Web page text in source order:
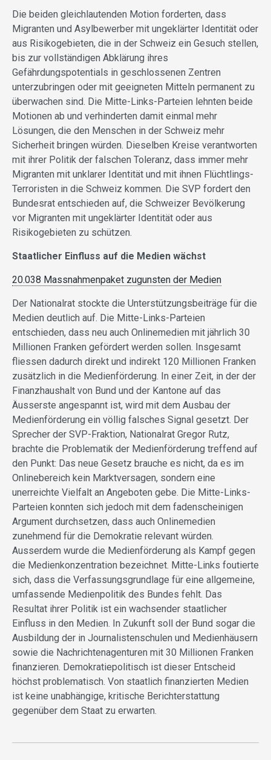
Die beiden gleichlautenden Motion forderten, dass
Migranten und Asylbewerber mit ungeklärter Identität oder
aus Risikogebieten, die in der Schweiz ein Gesuch stellen,
bis zur vollständigen Abklärung ihres
Gefährdungspotentials in geschlossenen Zentren
unterzubringen oder mit geeigneten Mitteln permanent zu
überwachen sind. Die Mitte-Links-Parteien lehnten beide
Motionen ab und verhinderten damit einmal mehr
Lösungen, die den Menschen in der Schweiz mehr
Sicherheit bringen würden. Dieselben Kreise verantworten
mit ihrer Politik der falschen Toleranz, dass immer mehr
Migranten mit unklarer Identität und mit ihnen Flüchtlings-
Terroristen in die Schweiz kommen. Die SVP fordert den
Bundesrat entschieden auf, die Schweizer Bevölkerung
vor Migranten mit ungeklärter Identität oder aus
Risikogebieten zu schützen.
Staatlicher Einfluss auf die Medien wächst
20.038 Massnahmenpaket zugunsten der Medien
Der Nationalrat stockte die Unterstützungsbeiträge für die
Medien deutlich auf. Die Mitte-Links-Parteien
entschieden, dass neu auch Onlinemedien mit jährlich 30
Millionen Franken gefördert werden sollen. Insgesamt
fliessen dadurch direkt und indirekt 120 Millionen Franken
zusätzlich in die Medienförderung. In einer Zeit, in der der
Finanzhaushalt von Bund und der Kantone auf das
Äusserste angespannt ist, wird mit dem Ausbau der
Medienförderung ein völlig falsches Signal gesetzt. Der
Sprecher der SVP-Fraktion, Nationalrat Gregor Rutz,
brachte die Problematik der Medienförderung treffend auf
den Punkt: Das neue Gesetz brauche es nicht, da es im
Onlinebereich kein Marktversagen, sondern eine
unerreichte Vielfalt an Angeboten gebe. Die Mitte-Links-
Parteien konnten sich jedoch mit dem fadenscheinigen
Argument durchsetzen, dass auch Onlinemedien
zunehmend für die Demokratie relevant würden.
Ausserdem wurde die Medienförderung als Kampf gegen
die Medienkonzentration bezeichnet. Mitte-Links foutierte
sich, dass die Verfassungsgrundlage für eine allgemeine,
umfassende Medienpolitik des Bundes fehlt. Das
Resultat ihrer Politik ist ein wachsender staatlicher
Einfluss in den Medien. In Zukunft soll der Bund sogar die
Ausbildung der in Journalistenschulen und Medienhäusern
sowie die Nachrichtenagenturen mit 30 Millionen Franken
finanzieren. Demokratiepolitisch ist dieser Entscheid
höchst problematisch. Von staatlich finanzierten Medien
ist keine unabhängige, kritische Berichterstattung
gegenüber dem Staat zu erwarten.